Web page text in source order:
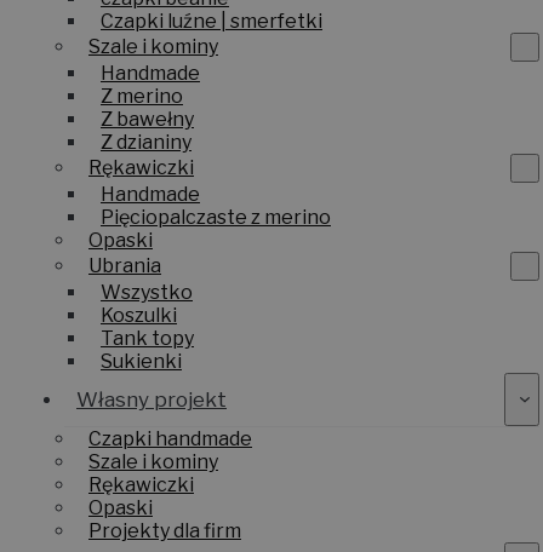
Czapki luźne | smerfetki
Szale i kominy
Handmade
Z merino
Z bawełny
Z dzianiny
Rękawiczki
Handmade
Pięciopalczaste z merino
Opaski
Ubrania
Wszystko
Koszulki
Tank topy
Sukienki
Własny projekt
Czapki handmade
Szale i kominy
Rękawiczki
Opaski
Projekty dla firm